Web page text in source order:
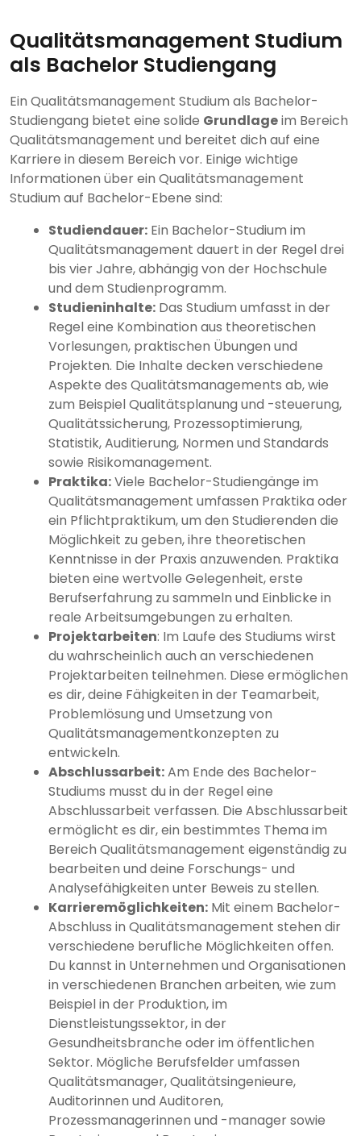
Qualitätsmanagement Studium
als Bachelor Studiengang
Ein Qualitätsmanagement Studium als Bachelor-
Studiengang bietet eine solide Grundlageim Bereich
Qualitätsmanagement und bereitet dich auf eine
Karriere in diesem Bereich vor. Einige wichtige
Informationen über ein Qualitätsmanagement
Studium auf Bachelor-Ebene sind:
Studiendauer: Ein Bachelor-Studium im
Qualitätsmanagement dauert in der Regel drei
bis vier Jahre, abhängig von der Hochschule
und dem Studienprogramm.
Studieninhalte: Das Studium umfasst in der
Regel eine Kombination aus theoretischen
Vorlesungen, praktischen Übungen und
Projekten. Die Inhalte decken verschiedene
Aspekte des Qualitätsmanagements ab, wie
zum Beispiel Qualitätsplanung und -steuerung,
Qualitätssicherung, Prozessoptimierung,
Statistik, Auditierung, Normen und Standards
sowie Risikomanagement.
Praktika:Viele Bachelor-Studiengänge im
Qualitätsmanagement umfassen Praktika oder
ein Pflichtpraktikum, um den Studierenden die
Möglichkeit zu geben, ihre theoretischen
Kenntnisse in der Praxis anzuwenden. Praktika
bieten eine wertvolle Gelegenheit, erste
Berufserfahrung zu sammeln und Einblicke in
reale Arbeitsumgebungen zu erhalten.
Projektarbeiten: Im Laufe des Studiums wirst
du wahrscheinlich auch an verschiedenen
Projektarbeiten teilnehmen. Diese ermöglichen
es dir, deine Fähigkeiten in der Teamarbeit,
Problemlösung und Umsetzung von
Qualitätsmanagementkonzepten zu
entwickeln.
Abschlussarbeit:Am Ende des Bachelor-
Studiums musst du in der Regel eine
Abschlussarbeit verfassen. Die Abschlussarbeit
ermöglicht es dir, ein bestimmtes Thema im
Bereich Qualitätsmanagement eigenständig zu
bearbeiten und deine Forschungs- und
Analysefähigkeiten unter Beweis zu stellen.
Karrieremöglichkeiten: Mit einem Bachelor-
Abschluss in Qualitätsmanagement stehen dir
verschiedene berufliche Möglichkeiten offen.
Du kannst in Unternehmen und Organisationen
in verschiedenen Branchen arbeiten, wie zum
Beispiel in der Produktion, im
Dienstleistungssektor, in der
Gesundheitsbranche oder im öffentlichen
Sektor. Mögliche Berufsfelder umfassen
Qualitätsmanager, Qualitätsingenieure,
Auditorinnen und Auditoren,
Prozessmanagerinnen und -manager sowie